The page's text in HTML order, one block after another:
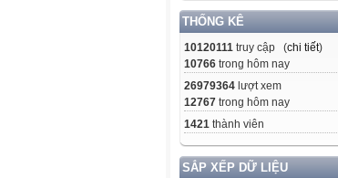
THỐNG KÊ
10120111 truy cập (chi tiết)
10766 trong hôm nay
26979364 lượt xem
12767 trong hôm nay
1421 thành viên
SẮP XẾP DỮ LIỆU